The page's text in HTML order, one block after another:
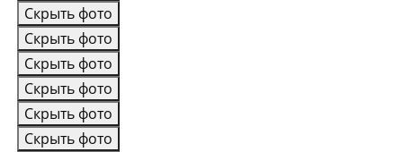
Скрыть фото
Скрыть фото
Скрыть фото
Скрыть фото
Скрыть фото
Скрыть фото